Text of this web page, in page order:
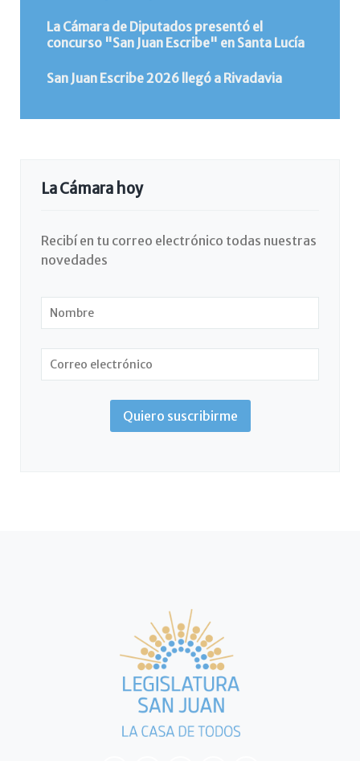
La Cámara de Diputados presentó el
concurso "San Juan Escribe" en Santa Lucía
San Juan Escribe 2026 llegó a Rivadavia
La Cámara hoy
Recibí en tu correo electrónico todas nuestras
novedades